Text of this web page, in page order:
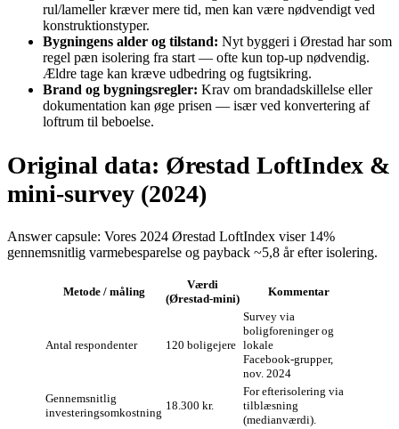
rul/lameller kræver mere tid, men kan være nødvendigt ved
konstruktionstyper.
Bygningens alder og tilstand: Nyt byggeri i Ørestad har som
regel pæn isolering fra start — ofte kun top‑up nødvendig.
Ældre tage kan kræve udbedring og fugtsikring.
Brand og bygningsregler: Krav om brandadskillelse eller
dokumentation kan øge prisen — især ved konvertering af
loftrum til beboelse.
Original data: Ørestad LoftIndex &
mini‑survey (2024)
Answer capsule: Vores 2024 Ørestad LoftIndex viser 14%
gennemsnitlig varmebesparelse og payback ~5,8 år efter isolering.
Metode / måling
Værdi
(Ørestad‑mini)
Kommentar
Antal respondenter 120 boligejere
Survey via
boligforeninger og
lokale
Facebook‑grupper,
nov. 2024
Gennemsnitlig
investeringsomkostning
18.300 kr.
For efterisolering via
tilblæsning
(medianværdi).